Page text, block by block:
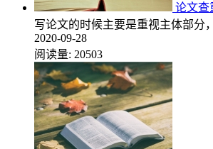
论文查
写论文的时候主要是重视主体部分
2020-09-28
阅读量: 20503